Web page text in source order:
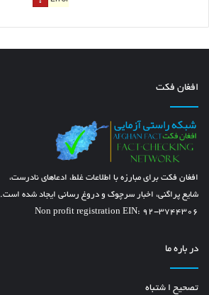
افغان فکت
افغان فکت برای مبارزه با اطلاعات غلط، ادعاهای نادرست،
شایع پراگنی، اخبار سرچوک و دروغ رسانی ایجاد شده است.
Non profit registration EIN: 92-3744306
در باره ما
تصحیح ا شتباه